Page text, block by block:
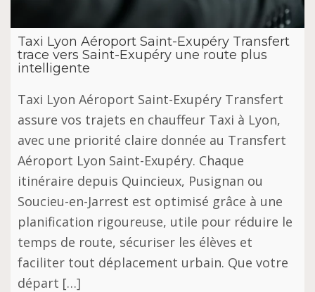
Taxi Lyon Aéroport Saint-Exupéry Transfert
trace vers Saint-Exupéry une route plus
intelligente
Taxi Lyon Aéroport Saint-Exupéry Transfert
assure vos trajets en chauffeur Taxi à Lyon,
avec une priorité claire donnée au Transfert
Aéroport Lyon Saint-Exupéry. Chaque
itinéraire depuis Quincieux, Pusignan ou
Soucieu-en-Jarrest est optimisé grâce à une
planification rigoureuse, utile pour réduire le
temps de route, sécuriser les élèves et
faciliter tout déplacement urbain. Que votre
départ […]